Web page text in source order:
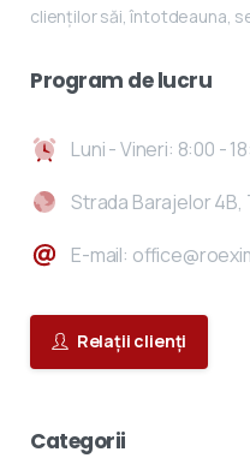
clienților săi, întotdeauna,
Program delucru
Luni - Vineri: 8:00 -
Strada Barajelor 4B,
E-mail:
Relații clienți
Categorii